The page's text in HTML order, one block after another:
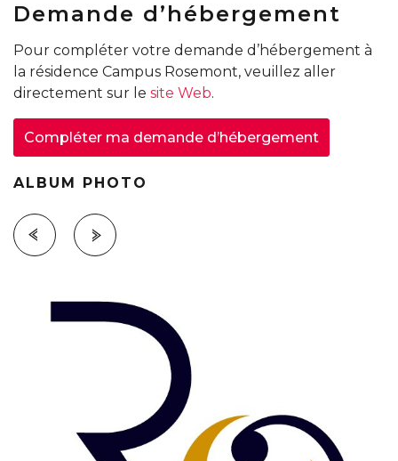
Demande d’hébergement
Pour compléter votre demande d’hébergement à
la résidence Campus Rosemont, veuillez aller
directement sur le site Web.
Compléter ma demande d’hébergement
ALBUM PHOTO